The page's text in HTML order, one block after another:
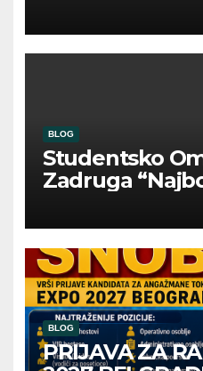
BLOG
Studentsko
Zadruga
BLOG
PRIJAVA ZA